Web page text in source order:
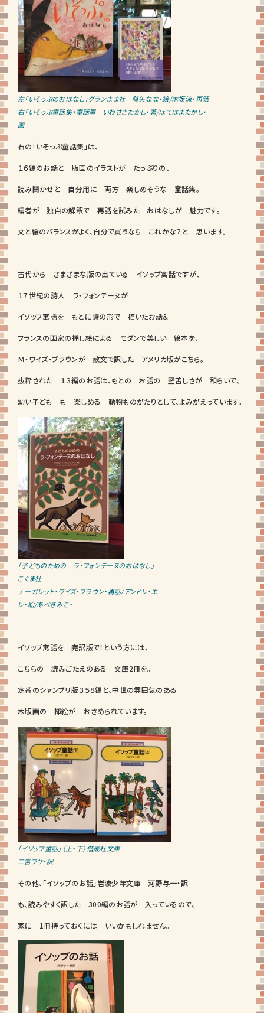
左「いそっぷのおはなし」グランまま社 降矢なな・絵/木坂涼・再話
右「いそっぷ童話集」童話屋 いわさきたかし・著/ほてはまたかし・
画
右の「いそっぷ童話集」は、
１６編のお話と 版画のイラストが たっぷりの、
読み聞かせと 自分用に 両方 楽しめそうな 童話集。
編者が 独自の解釈で 再話を試みた おはなしが 魅力です。
文と絵のバランスがよく、自分で買うなら これかな？と 思います。
古代から さまざまな版の出ている イソップ寓話ですが、
１７世紀の詩人 ラ・フォンテーヌが
イソップ寓話を もとに詩の形で 描いたお話＆
フランスの画家の挿し絵による モダンで美しい 絵本を、
Ｍ・ワイズ・ブラウンが 散文で訳した アメリカ版がこちら。
抜粋された １３編のお話は、もとの お話の 堅苦しさが 和らいで、
幼い子ども も 楽しめる 動物ものがたりとして、よみがえっています。
「子どものための ラ・フォンテーヌのおはなし」
こぐま社
ナーガレット・ワイズ・ブラウン・再話/アンドレ・エ
レ・絵/あべきみこ・
イソップ寓話を 完訳版で！という方には、
こちらの 読みごたえのある 文庫2冊を。
定番のシャンブリ版３５８編と、中世の雰囲気のある
木版画の 挿絵が おさめられています。
「イソップ童話」（上・下）偕成社文庫
二宮フサ・訳
その他、「イソップのお話」岩波少年文庫 河野与一・訳
も、読みやすく訳した 300編のお話が 入っているので、
家に 1冊持っておくには いいかもしれません。